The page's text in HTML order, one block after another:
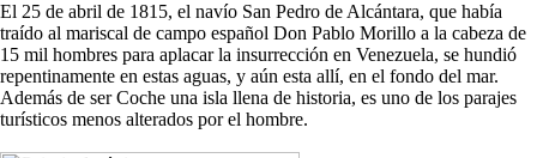
El 25 de abril de 1815, el navío San Pedro de Alcántara, que había
traído al mariscal de campo español Don Pablo Morillo a la cabeza de
15 mil hombres para aplacar la insurrección en Venezuela, se hundió
repentinamente en estas aguas, y aún esta allí, en el fondo del mar.
Además de ser Coche una isla llena de historia, es uno de los parajes
turísticos menos alterados por el hombre.